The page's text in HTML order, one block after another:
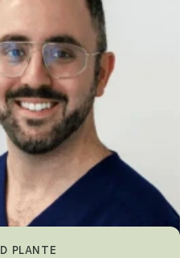
PLANTE